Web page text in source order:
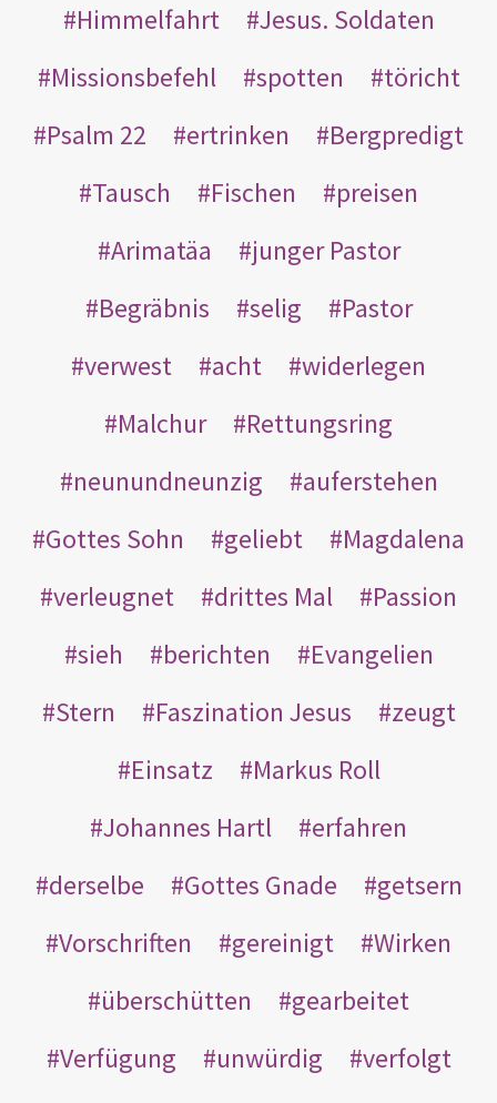
Himmelfahrt
Jesus. Soldaten
Missionsbefehl
spotten
töricht
Psalm 22
ertrinken
Bergpredigt
Tausch
Fischen
preisen
Arimatäa
junger Pastor
Begräbnis
selig
Pastor
verwest
acht
widerlegen
Malchur
Rettungsring
neunundneunzig
auferstehen
Gottes Sohn
geliebt
Magdalena
verleugnet
drittes Mal
Passion
sieh
berichten
Evangelien
Stern
Faszination Jesus
zeugt
Einsatz
Markus Roll
Johannes Hartl
erfahren
derselbe
Gottes Gnade
getsern
Vorschriften
gereinigt
Wirken
überschütten
gearbeitet
Verfügung
unwürdig
verfolgt